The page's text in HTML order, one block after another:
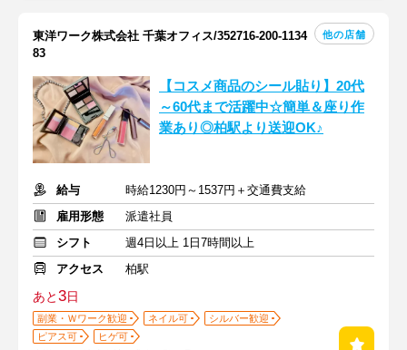
東洋ワーク株式会社 千葉オフィス/352716-200-1134
83
他の店舗
【コスメ商品のシール貼り】20代
～60代まで活躍中☆簡単＆座り作
業あり◎柏駅より送迎OK♪
給与
時給1230円～1537円＋交通費支給
雇用形態
派遣社員
シフト
週4日以上 1日7時間以上
アクセス
柏駅
あと3日
副業・Ｗワーク歓迎 ネイル可
シルバー歓迎
ピアス可
ヒゲ可